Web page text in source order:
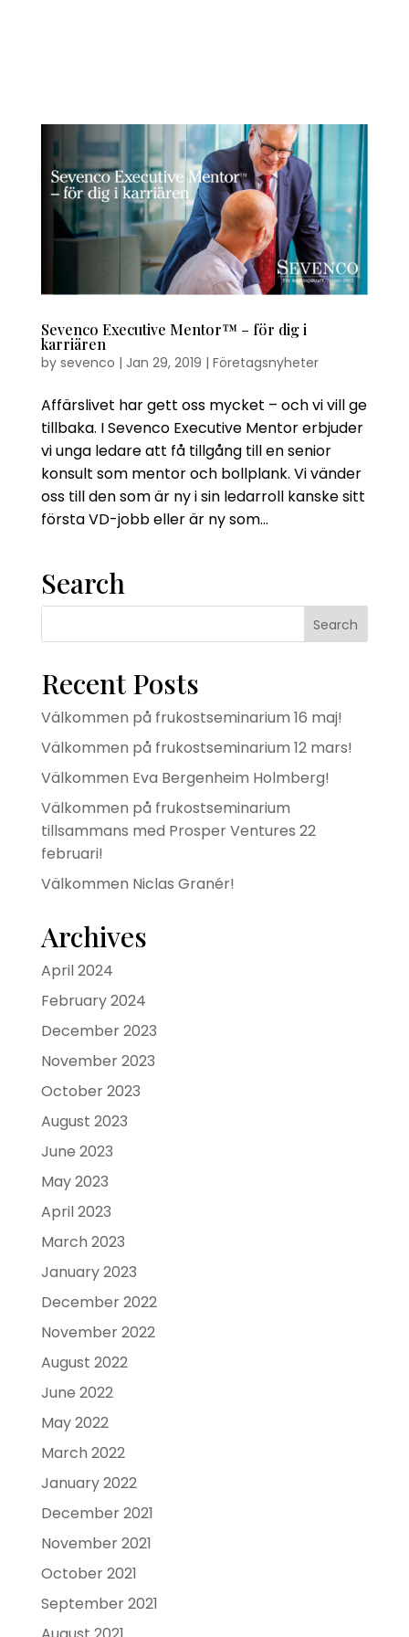
Sevenco Executive Mentor™ – för dig i
karriären
by sevenco | Jan 29, 2019 | Företagsnyheter
Affärslivet har gett oss mycket – och vi vill ge
tillbaka. I Sevenco Executive Mentor erbjuder
vi unga ledare att få tillgång till en senior
konsult som mentor och bollplank. Vi vänder
oss till den som är ny i sin ledarroll kanske sitt
första VD-jobb eller är ny som...
Search
Recent Posts
Välkommen på frukostseminarium 16 maj!
Välkommen på frukostseminarium 12 mars!
Välkommen Eva Bergenheim Holmberg!
Välkommen på frukostseminarium
tillsammans med Prosper Ventures 22
februari!
Välkommen Niclas Granér!
Archives
April 2024
February 2024
December 2023
November 2023
October 2023
August 2023
June 2023
May 2023
April 2023
March 2023
January 2023
December 2022
November 2022
August 2022
June 2022
May 2022
March 2022
January 2022
December 2021
November 2021
October 2021
September 2021